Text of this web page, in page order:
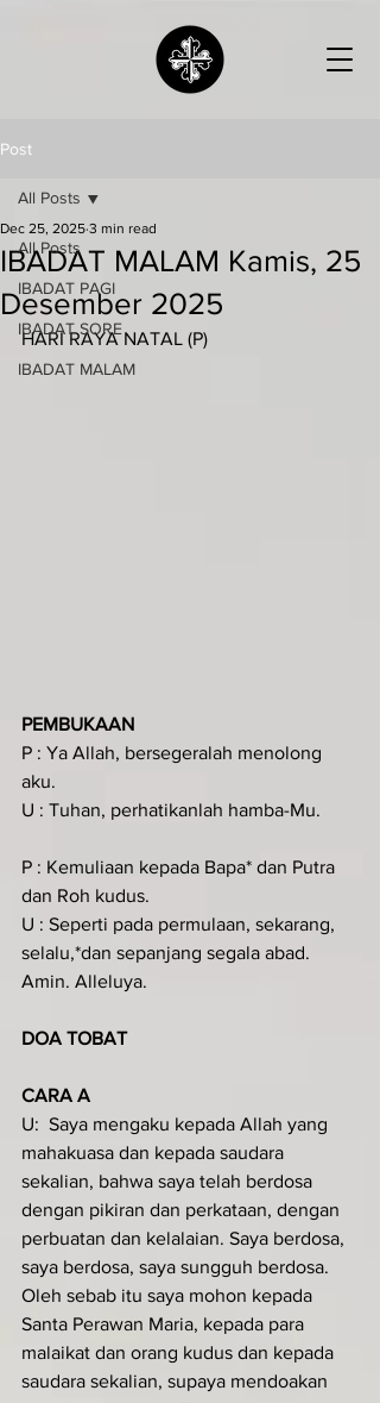
Post
All Posts
IBADAT PAGI
IBADAT SORE
IBADAT MALAM
All Posts
IBADAT MALAM Kamis, 25
Desember 2025
Dec 25, 2025 3 min read
HARI RAYA NATAL (P)
PEMBUKAAN
P : Ya Allah, bersegeralah menolong
aku.
U : Tuhan, perhatikanlah hamba-Mu.
P : Kemuliaan kepada Bapa* dan Putra
dan Roh kudus.
U : Seperti pada permulaan, sekarang,
selalu,*dan sepanjang segala abad.
Amin. Alleluya.
DOA TOBAT
CARA A
U:  Saya mengaku kepada Allah yang
mahakuasa dan kepada saudara
sekalian, bahwa saya telah berdosa
dengan pikiran dan perkataan, dengan
perbuatan dan kelalaian. Saya berdosa,
saya berdosa, saya sungguh berdosa.
Oleh sebab itu saya mohon kepada
Santa Perawan Maria, kepada para
malaikat dan orang kudus dan kepada
saudara sekalian, supaya mendoakan